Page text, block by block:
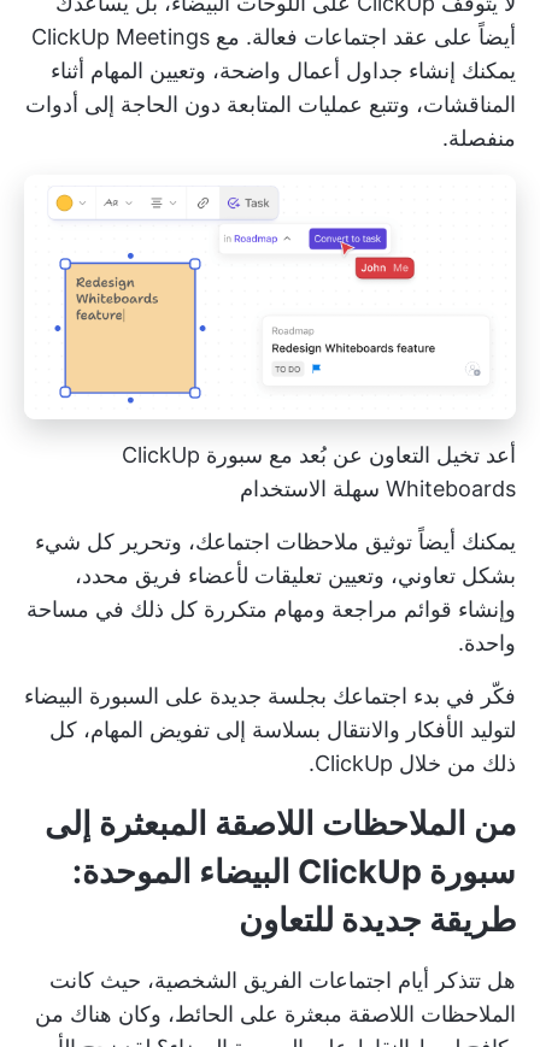
أيضاً على عقد اجتماعات فعالة. مع ClickUp Meetings
يمكنك إنشاء جداول أعمال واضحة، وتعيين المهام أثناء
المناقشات، وتتبع عمليات المتابعة دون الحاجة إلى أدوات
منفصلة.
أعد تخيل التعاون عن بُعد مع سبورة ClickUp
Whiteboards سهلة الاستخدام
يمكنك أيضاً توثيق ملاحظات اجتماعك، وتحرير كل شيء
بشكل تعاوني، وتعيين تعليقات لأعضاء فريق محدد،
وإنشاء قوائم مراجعة ومهام متكررة كل ذلك في مساحة
واحدة.
فكّر في بدء اجتماعك بجلسة جديدة على السبورة البيضاء
لتوليد الأفكار والانتقال بسلاسة إلى تفويض المهام، كل
ذلك من خلال ClickUp.
من الملاحظات اللاصقة المبعثرة إلى
سبورة ClickUp البيضاء الموحدة:
طريقة جديدة للتعاون
هل تتذكر أيام اجتماعات الفريق الشخصية، حيث كانت
الملاحظات اللاصقة مبعثرة على الحائط، وكان هناك من